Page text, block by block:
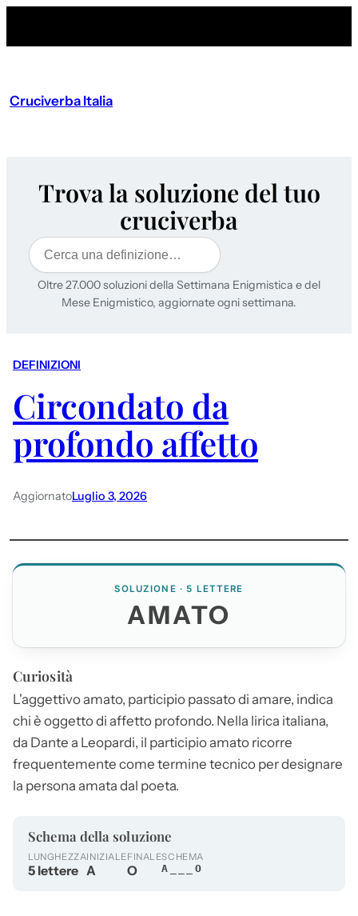
Cruciverba Italia
Trova la soluzione del tuo
cruciverba
Cerca
Oltre 27.000 soluzioni della Settimana Enigmistica e del
Mese Enigmistico, aggiornate ogni settimana.
DEFINIZIONI
Circondato da
profondo affetto
AggiornatoLuglio 3, 2026
SOLUZIONE · 5 LETTERE
AMATO
Curiosità
L'aggettivoamato, participio passato di amare, indica
chi è oggetto di affetto profondo. Nella lirica italiana,
da Dante a Leopardi, il participioamato ricorre
frequentemente come termine tecnico per designare
la persona amata dal poeta.
Schema della soluzione
LUNGHEZZA
5 lettere
INIZIALE
A
FINALE
O
SCHEMA
A___O